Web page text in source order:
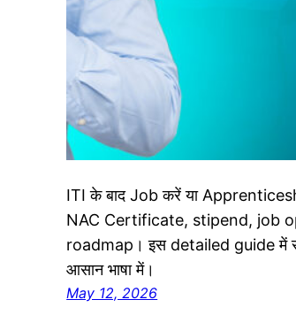
ITI के बाद Job करें या
NAC Certificate, stipend, job
roadmap। इस detailed guide में
आसान भाषा में।
May 12, 2026